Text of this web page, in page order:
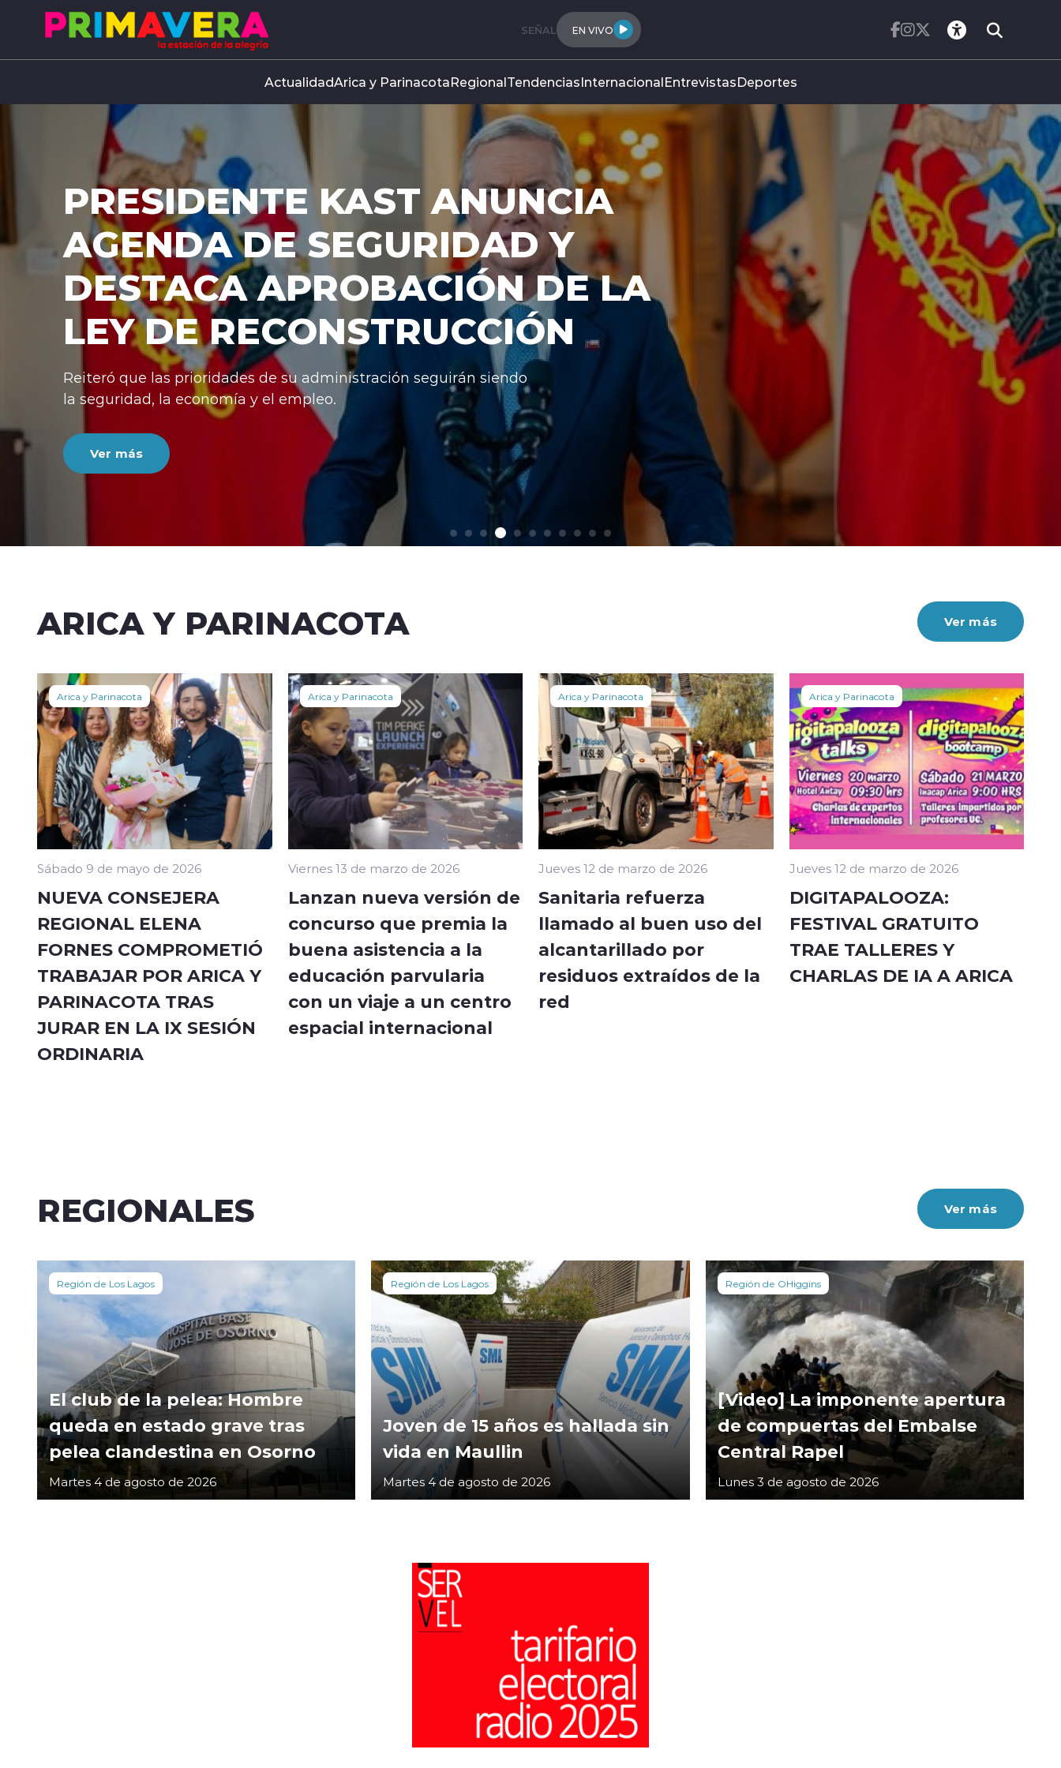
SEÑAL EN VIVO
ActualidadArica y ParinacotaRegionalTendenciasInternacionalEntrevistasDeportes
PRESIDENTE KAST ANUNCIA
AGENDA DE SEGURIDAD Y
DESTACA APROBACIÓN DE LA
LEY DE RECONSTRUCCIÓN
Reiteró que las prioridades de su administración seguirán siendo
la seguridad, la economía y el empleo.
Ver más
ARICA Y PARINACOTA Ver más
Arica y Parinacota
Sábado 9 de mayo de 2026
NUEVA CONSEJERA
REGIONAL ELENA
FORNES COMPROMETIÓ
TRABAJAR POR ARICA Y
PARINACOTA TRAS
JURAR EN LA IX SESIÓN
ORDINARIA
Arica y Parinacota
Viernes 13 de marzo de 2026
Lanzan nueva versión de
concurso que premia la
buena asistencia a la
educación parvularia
con un viaje a un centro
espacial internacional
Arica y Parinacota
Jueves 12 de marzo de 2026
Sanitaria refuerza
llamado al buen uso del
alcantarillado por
residuos extraídos de la
red
Arica y Parinacota
Jueves 12 de marzo de 2026
DIGITAPALOOZA:
FESTIVAL GRATUITO
TRAE TALLERES Y
CHARLAS DE IA A ARICA
REGIONALES Ver más
Región de Los Lagos
El club de la pelea: Hombre
queda en estado grave tras
pelea clandestina en Osorno
Martes 4 de agosto de 2026
Región de Los Lagos
Joven de 15 años es hallada sin
vida en Maullin
Martes 4 de agosto de 2026
Región de OHiggins
[Video] La imponente apertura
de compuertas del Embalse
Central Rapel
Lunes 3 de agosto de 2026